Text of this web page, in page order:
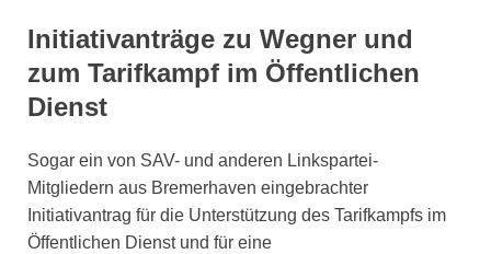
Initiativanträge zu Wegner und
zum Tarifkampf im Öffentlichen
Dienst
Sogar ein von SAV- und anderen Linkspartei-
Mitgliedern aus Bremerhaven eingebrachter
Initiativantrag für die Unterstützung des Tarifkampfs im
Öffentlichen Dienst und für eine